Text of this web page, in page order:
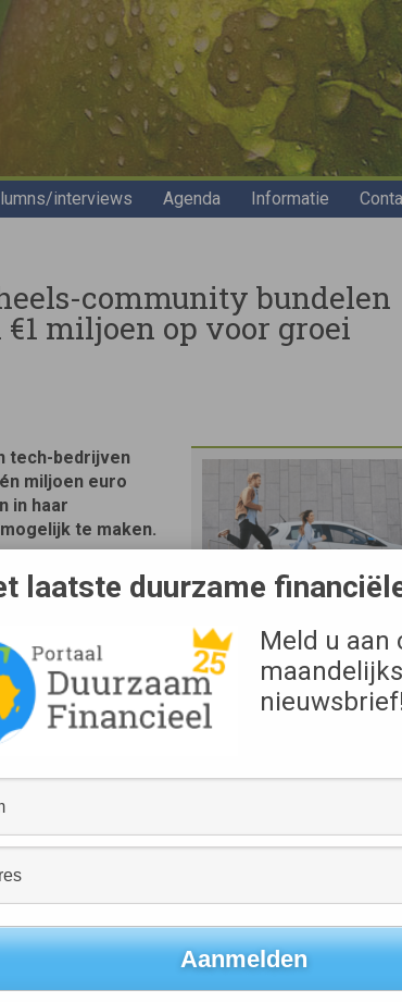
interviews Agenda Informatie
community bundelen
miljoen op voor groei
Bron
The Sharing Group
tech-bedrijven
miljoen euro
in haar
te maken.
hebben we ons
onze klanten – of
om mee te
iedereen beter
voornamelijk door bestaande
Group. Met het behalen van dit doel richt
loopt namelijk nog tot eind maart.
ook nog eens €150,- MyWheels-rijtegoed. Dit
snelgroeiende marktleider in Nederland zijn we
bijgedragen aan onze groei. Dit bevestigt het
blijven groeien en impact maken, meer ruimte op
willen we een vloot hebben die volledig
laatste duurzame
Meld u aan